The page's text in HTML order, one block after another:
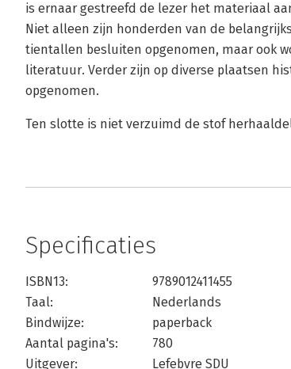
is ernaar gestreefd de lezer het materiaal
Niet alleen zijn honderden van de
tientallen besluiten opgenomen, maar ook
literatuur. Verder zijn op diverse plaatsen
opgenomen.
Ten slotte is niet verzuimd de stof
Specificaties
ISBN13:
9789012411455
Taal:
Nederlands
Bindwijze:
paperback
Aantal pagina's:
780
Uitgever:
Lefebvre SDU